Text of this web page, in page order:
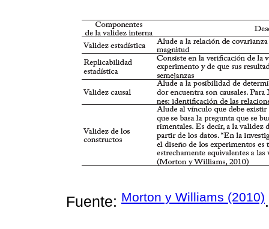
Fuente: Morton y Williams (2010).